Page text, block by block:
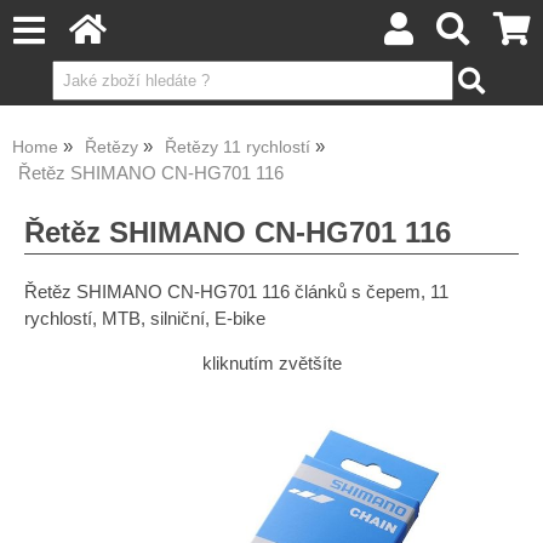
Home Řetězy Řetězy 11 rychlostí
Řetěz SHIMANO CN-HG701 116
Řetěz SHIMANO CN-HG701 116
Řetěz SHIMANO CN-HG701 116 článků s čepem, 11
rychlostí, MTB, silniční, E-bike
kliknutím zvětšíte